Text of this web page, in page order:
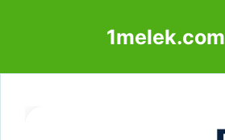
1melek.com